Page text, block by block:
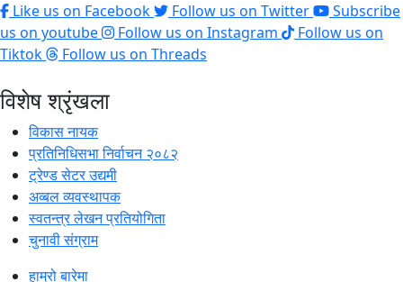
Like us on Facebook Follow us on Twitter
Subscribe
us on youtube
Follow us on Instagram
Follow us on
Tiktok
Follow us on Threads
विशेष श्रृंखला
विकास नायक
प्रतिनिधिसभा निर्वाचन २०८२
ट्रेण्ड सेटर उद्यमी
अव्बल व्यवस्थापक
स्वतन्त्र लेखन प्रतियोगिता
चुनावी संग्राम
हाम्रो बारेमा